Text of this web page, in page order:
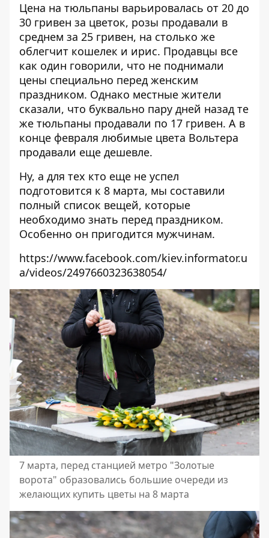
Цена на тюльпаны варьировалась от 20 до
30 гривен за цветок, розы продавали в
среднем за 25 гривен, на столько же
облегчит кошелек и ирис. Продавцы все
как один говорили, что не поднимали
цены специально перед женским
праздником. Однако местные жители
сказали, что буквально пару дней назад те
же тюльпаны продавали по 17 гривен. А в
конце февраля любимые цвета Вольтера
продавали еще дешевле.
Ну, а для тех кто еще не успел
подготовится к 8 марта, мы составили
полный список вещей, которые
необходимо знать перед праздником.
Особенно он пригодится мужчинам.
https://www.facebook.com/kiev.informator.u
a/videos/2497660323638054/
7 марта, перед станцией метро "Золотые
ворота" образовались большие очереди из
желающих купить цветы на 8 марта